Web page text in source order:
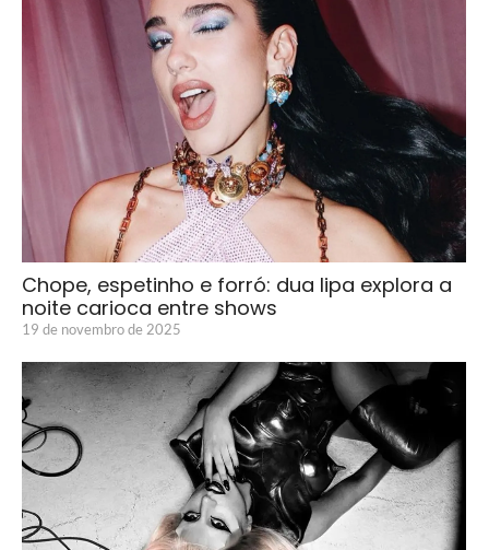
Chope, espetinho e forró: dua lipa explora a
noite carioca entre shows
19 de novembro de 2025